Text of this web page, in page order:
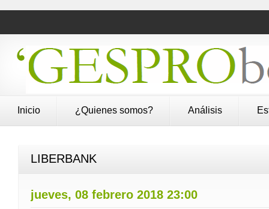
Inicio ¿Quienes somos? Análisis
LIBERBANK
jueves, 08 febrero 2018 23:00